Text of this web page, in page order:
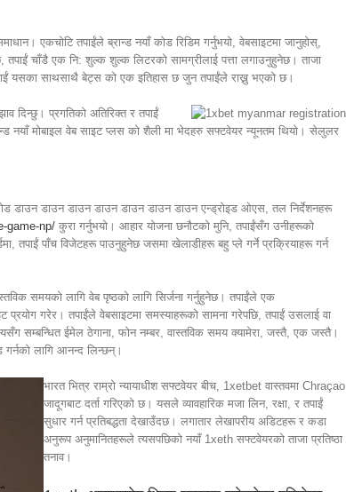
एकचोटि तपाईंले ब्रान्ड नयाँ कोड रिडिम गर्नुभयो, वेबसाइटमा जानुहोस्,
तपाईं चाँडै एक नि: शुल्क शुल्क लिटरको सामग्रीलाई पत्ता लगाउनुहुनेछ। ताजा
यसका साथसाथै बेट्स को एक इतिहास छ जुन तपाईंले राख्नु भएको छ।
दिन्छु। प्रगतिको अतिरिक्त र तपाईं
नयाँ मोबाइल वेब साइट प्लस को शैली मा भेदहरु सफ्टवेयर न्यूनतम थियो। सेलुलर
डाउन डाउन डाउन डाउन डाउन डाउन डाउन एन्ड्रोइड ओएस, तल निर्देशनहरू
game-np/ कुरा गर्नुभयो। आहार योजना छनौटको मुनि, तपाईंसँग उनीहरूको
तपाईं पाँच विजेटहरू पाउनुहुनेछ जसमा खेलाडीहरू बहु प्ले गर्ने प्रक्रियाहरू गर्न
समयको लागि वेब पृष्ठको लागि सिर्जना गर्नुहुनेछ। तपाईंले एक
गरेर। तपाईंले वेबसाइटमा समस्याहरूको सामना गरेपछि, तपाईं उसलाई वा
सम्बन्धित ईमेल ठेगाना, फोन नम्बर, वास्तविक समय क्यामेरा, जस्तै, एक जस्तै।
लागि आनन्द लिन्छन्।
भारत भित्र राम्रो न्यायाधीश सफ्टवेयर बीच, 1xetbet वास्तवमा Chraçao
जादूगबाट दर्ता गरिएको छ। यसले व्यावहारिक मजा लिन, रक्षा, र तपाईं
सुधार गर्न प्रतिबद्धता देखाउँदछ। लगातार लेखापरीय अडिटहरू र कडा
अनुरूप अनुमानितहरूले त्यसपछिको नयाँ 1xeth सफ्टवेयरको ताजा प्रतिष्ठा
तनाव।